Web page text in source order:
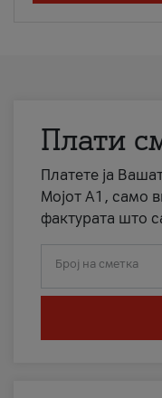
Плати
Платете ја
Мојот А1, само
фактурата што
Број на сметка